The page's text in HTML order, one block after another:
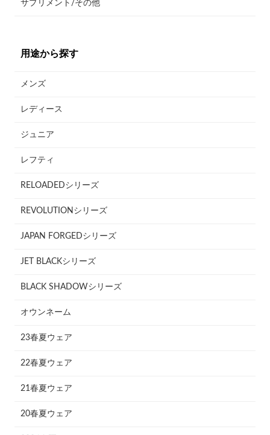
サプリメント/その他
用途から探す
メンズ
レディース
ジュニア
レフティ
RELOADEDシリーズ
REVOLUTIONシリーズ
JAPAN FORGEDシリーズ
JET BLACKシリーズ
BLACK SHADOWシリーズ
オウンネーム
23春夏ウェア
22春夏ウェア
21春夏ウェア
20春夏ウェア